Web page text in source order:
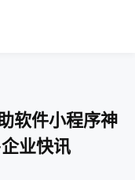
软件小程序神
业快讯